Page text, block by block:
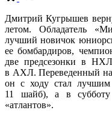
Дмитрий Кугрышев
летом. Обладатель
лучший новичок
ее бомбардиров,
две предсезонки в
в АХЛ. Переведенный
он с ходу стал
11 шайб), а в субботу
«атлантов».